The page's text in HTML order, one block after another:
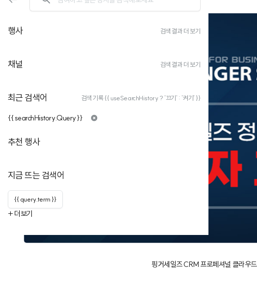
행사 검색 결과 더 보기
채널 검색 결과 더 보기
최근 검색어 검색 기록 {{ useSearchHistory ? '끄기' : '켜기' }}
{{ searchHistory.Query }}
추천 행사
지금 뜨는 검색어
{{ query.term }}
+ 더보기
핑거세일즈 CRM 프로페셔널 클라우